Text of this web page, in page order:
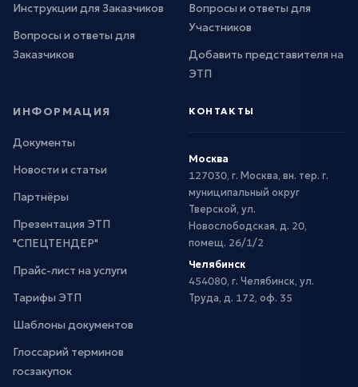
Инструкции для Заказчиков
Вопросы и ответы для
Заказчиков
Вопросы и ответы для
Участников
Добавить представителя на
ЭТП
ИНФОРМАЦИЯ
Документы
Новости и статьи
Партнёры
Презентация ЭТП
"СПЕЦТЕНДЕР"
Прайс-лист на услуги
Тарифы ЭТП
Шаблоны документов
Глоссарий терминов
госзакупок
КОНТАКТЫ
Москва
127030, г. Москва, вн. тер. г.
муниципальный округ
Тверской, ул.
Новослободская, д. 20,
помещ. 26/1/2
Челябинск
454080, г. Челябинск, ул.
Труда, д. 172, оф. 35